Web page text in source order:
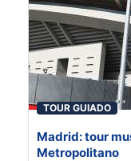
TOUR GUIADO
Madrid: tour
Metropolitano